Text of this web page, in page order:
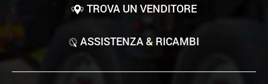
TROVA UN VENDITORE
ASSISTENZA & RICAMBI